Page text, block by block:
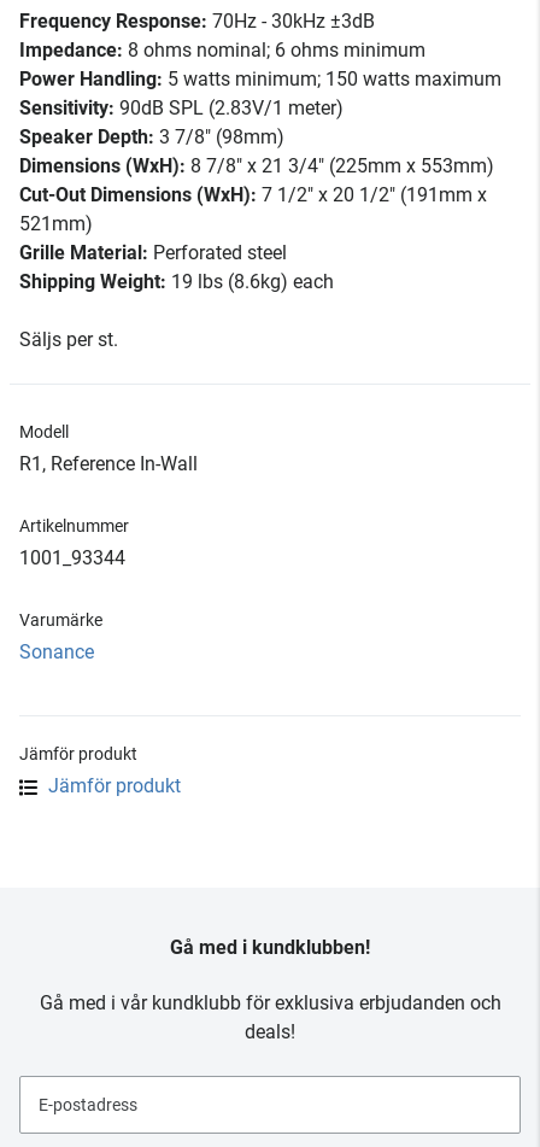
Frequency Response: 70Hz - 30kHz ±3dB
Impedance: 8 ohms nominal; 6 ohms minimum
Power Handling: 5 watts minimum; 150 watts maximum
Sensitivity: 90dB SPL (2.83V/1 meter)
Speaker Depth: 3 7/8" (98mm)
Dimensions (WxH): 8 7/8" x 21 3/4" (225mm x 553mm)
Cut-Out Dimensions (WxH): 7 1/2" x 20 1/2" (191mm x
521mm)
Grille Material: Perforated steel
Shipping Weight: 19 lbs (8.6kg) each
Säljs per st.
Modell
R1, Reference In-Wall
Artikelnummer
1001_93344
Varumärke
Sonance
Jämför produkt
Jämför produkt
Gå med i kundklubben!
Gå med i vår kundklubb för exklusiva erbjudanden och
deals!
E-postadress